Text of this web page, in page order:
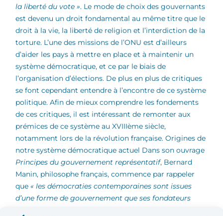
la liberté du vote ». Le mode de choix des gouvernants
est devenu un droit fondamental au même titre que le
droit à la vie, la liberté de religion et l’interdiction de la
torture. L’une des missions de l’ONU est d’ailleurs
d’aider les pays à mettre en place et à maintenir un
système démocratique, et ce par le biais de
l’organisation d’élections. De plus en plus de critiques
se font cependant entendre à l’encontre de ce système
politique. Afin de mieux comprendre les fondements
de ces critiques, il est intéressant de remonter aux
prémices de ce système au XVIIIème siècle,
notamment lors de la révolution française.Origines de
notre système démocratique actuel Dans son ouvrage
Principes du gouvernement représentatif, Bernard
Manin, philosophe français, commence par rappeler
que« les démocraties contemporaines sont issues
d’une forme de gouvernement que ses fondateurs